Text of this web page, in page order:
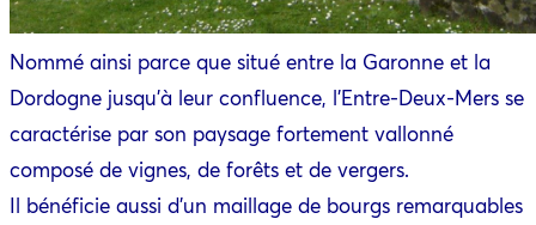
Nommé ainsi parce que situé entre la Garonne et la
Dordogne jusqu’à leur confluence, l’Entre-Deux-Mers se
caractérise par son paysage fortement vallonné
composé de vignes, de forêts et de vergers.
Il bénéficie aussi d’un maillage de bourgs remarquables